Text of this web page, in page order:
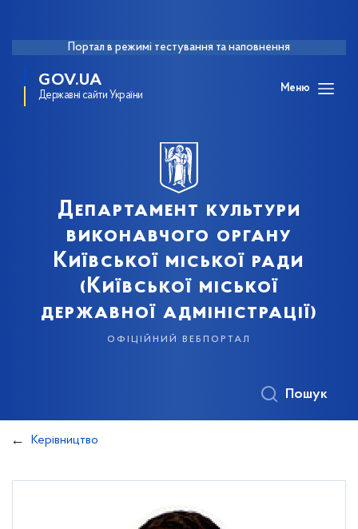
Портал в режимі тестування та наповнення
GOV.UA
Державні сайти України
Меню
Департамент культури
виконавчого органу
Київської міської ради
(Київської міської
державної адміністрації)
офіційний вебпортал
Пошук
Керівництво